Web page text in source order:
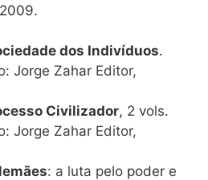
dos Indivíduos.
Jorge Zahar Editor,
Civilizador, 2 vols.
Jorge Zahar Editor,
: a luta pelo poder e